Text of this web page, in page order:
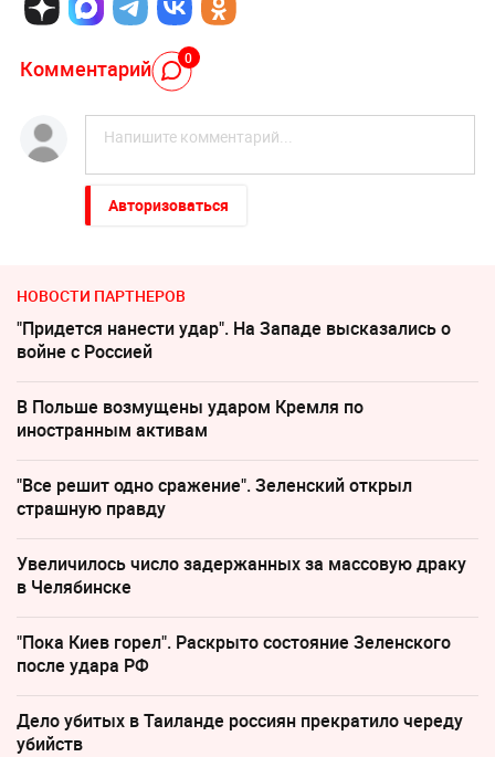
Комментарий 0
Авторизоваться
НОВОСТИ ПАРТНЕРОВ
"Придется нанести удар". На Западе высказались о
войне с Россией
В Польше возмущены ударом Кремля по
иностранным активам
"Все решит одно сражение". Зеленский открыл
страшную правду
Увеличилось число задержанных за массовую драку
в Челябинске
"Пока Киев горел". Раскрыто состояние Зеленского
после удара РФ
Дело убитых в Таиланде россиян прекратило череду
убийств